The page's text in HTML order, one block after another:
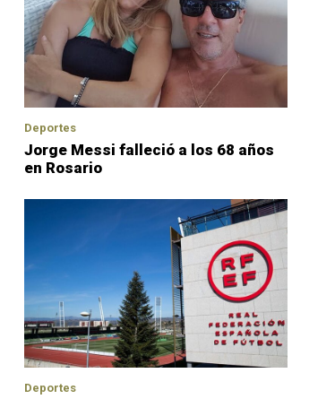
Deportes
Jorge Messi falleció a los 68 años
en Rosario
Deportes